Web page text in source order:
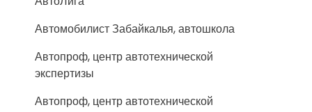
Автомобилист Забайкалья, автошкола
Автопроф, центр автотехнической
экспертизы
Автопроф, центр автотехнической